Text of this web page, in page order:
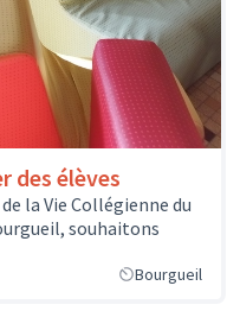
des élèves
la Vie Collégienne du
souhaitons
Bourgueil